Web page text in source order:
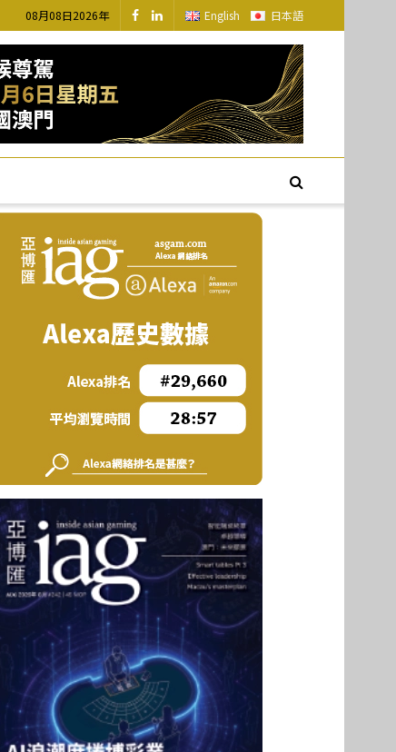
08月08日2026年 English 日本語